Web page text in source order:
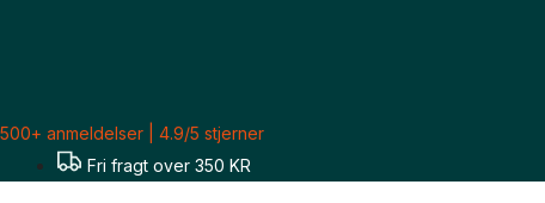
500+ anmeldelser | 4.9/5 stjerner
Fri fragt over 350 KR